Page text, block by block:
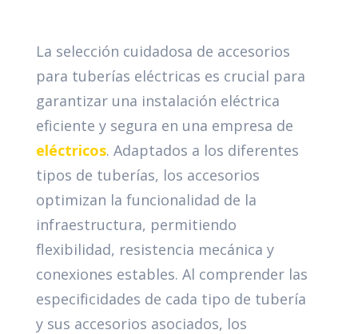
La selección cuidadosa de accesorios
para tuberías eléctricas es crucial para
garantizar una instalación eléctrica
eficiente y segura en una empresa de
eléctricos. Adaptados a los diferentes
tipos de tuberías, los accesorios
optimizan la funcionalidad de la
infraestructura, permitiendo
flexibilidad, resistencia mecánica y
conexiones estables. Al comprender las
especificidades de cada tipo de tubería
y sus accesorios asociados, los